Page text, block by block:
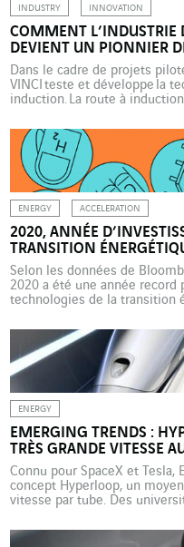
INDUSTRY INNOVATION
COMMENT L’INDUSTRIE
DEVIENT UN PIONNIER
Dans le cadre de projets
VINCI teste et développe la
induction. La route à
sur nos routes d’ici cinq à
durable et intelligente de
décembre 2020, table sur
ENERGY ACCELERATION
2020, ANNÉE
TRANSITION
Selon les données de
2020 a été une année
technologies de la transition
ENERGY
EMERGING TRENDS :
TRÈS GRANDE VITESSE
Connu pour SpaceX et Tesla,
concept Hyperloop, un
vitesse par tube. Des
développer leurs propres